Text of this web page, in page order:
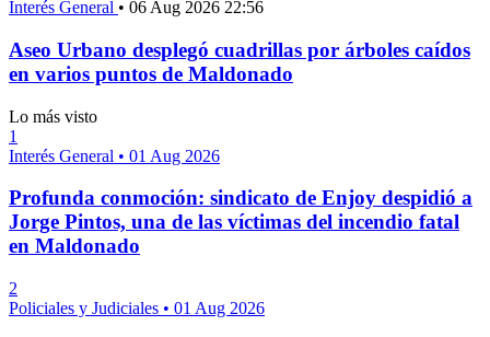
Interés General • 06 Aug 2026 22:56
Aseo Urbano desplegó cuadrillas por árboles caídos
en varios puntos de Maldonado
Lo más visto
1
Interés General • 01 Aug 2026
Profunda conmoción: sindicato de Enjoy despidió a
Jorge Pintos, una de las víctimas del incendio fatal
en Maldonado
2
Policiales y Judiciales • 01 Aug 2026